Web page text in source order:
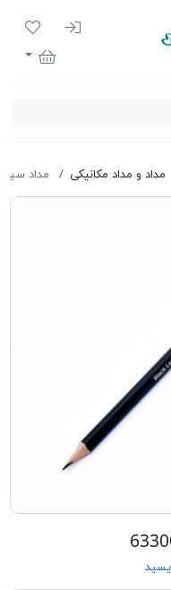
ورود به
لیست
سبد خرید
مداد و مداد مکانیکی مداد سیاه